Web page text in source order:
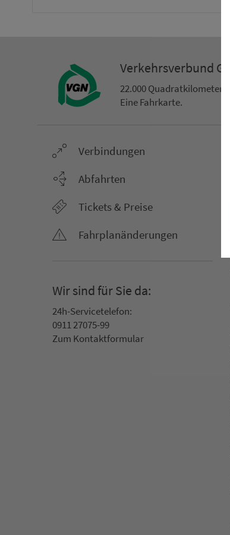
Ver­kehrs­ver­bund
22.000 Qua­drat­ki­lo­me­ter.
Eine Fahr­kar­te.
Ver­bin­dungen
Abfahrten
Tickets & Preise
Fahr­plan­ände­rungen
Wir sind für Sie da:
24h-Ser­vice­te­le­fon:
0911 27075-99
Zum Kon­taktformular